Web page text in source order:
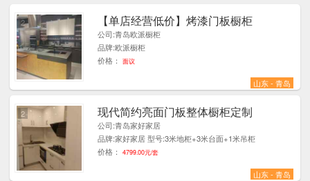
【单店经营低价】烤漆门板橱柜
公司:青岛欧派橱柜
品牌:欧派橱柜
价格：
面议
山东 - 青岛
2
现代简约亮面门板整体橱柜定制
公司:青岛家好家居
品牌:家好家居 型号:3米地柜+3米台面+1米吊柜
价格：
4799.00元/套
山东 - 青岛
2